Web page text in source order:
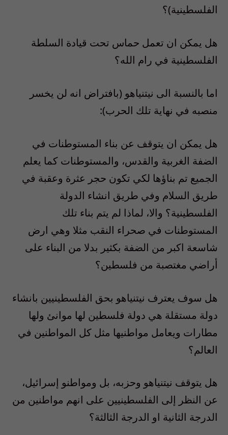
الفلسطينية)؟
هل يمكن ان تعمل حماس تحت قيادة السلطة
الفلسطينية في رام الله؟
اما بالنسبة الى نيتنياهو (بافتراض انه لن يخسر
منصبه في نهاية تلك الحرب):
هل يمكن ان يتوقف عن بناء المستوطنات في
الضفة الغربية والقدس، والمستوطنات كما يعلم
الجميع تم بناؤها لكي تكون حجر عثرة وعقبة في
طريق السلام وفي طريق انشاء الدولة
الفلسطينية؟ والا، لماذا لم يتم بناء تلك
المستوطنات في صحراء النقب مثلا وهي ارض
شاسعة اكبر من الضفة بكثير بدلا من البناء على
أراضي مغتصبة من فلسطين؟
هل سوف يعترف نيتنياهو بحق الفلسطينيين بانشاء
دولة مستقلة هي دولة فلسطين لها موانئ ولها
مطارات ويعامل مواطنيها مثل كل المواطنين في
العالم؟
هل يتوقف نيتنياهو وحزبه، بل ومواطنو إسرائيل،
عن النظر إلى الفلسطينيين على انهم مواطنين من
الدرجة الثانية او الدرجة الثالثة؟